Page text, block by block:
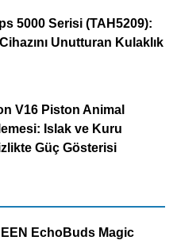
5000 Serisi (TAH5209):
Unutturan Kulaklık
V16 Piston Animal
Islak ve Kuru
Güç Gösterisi
EchoBuds Magic